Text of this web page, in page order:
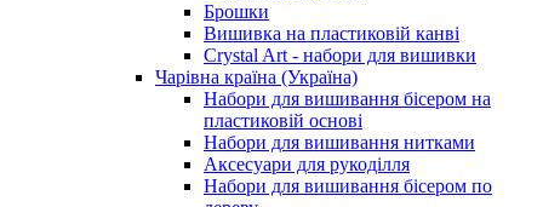
Брошки
Вишивка на пластиковій канві
Crystal Art - набори для вишивки
Чарівна країна (Україна)
Набори для вишивання бісером на
пластиковій основі
Набори для вишивання нитками
Аксесуари для рукоділля
Набори для вишивання бісером по